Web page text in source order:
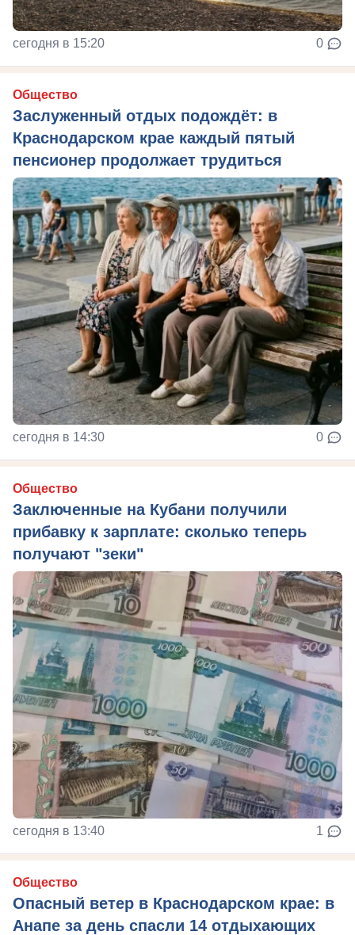
сегодня в 15:20 0
Общество
Заслуженный отдых подождёт: в
Краснодарском крае каждый пятый
пенсионер продолжает трудиться
сегодня в 14:30 0
Общество
Заключенные на Кубани получили
прибавку к зарплате: сколько теперь
получают "зеки"
сегодня в 13:40 1
Общество
Опасный ветер в Краснодарском крае: в
Анапе за день спасли 14 отдыхающих